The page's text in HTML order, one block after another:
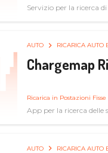
Servizio per la ricerca
AUTO RICARICA AUTO
Chargemap
Ricarica in Postazioni Fisse
App per la ricerca delle
AUTO RICARICA AUTO